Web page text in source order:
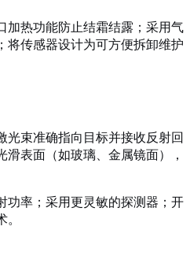
加热功能防止结霜结露；采用气
将传感器设计为可方便拆卸维护
光束准确指向目标并接收反射回
表面（如玻璃、金属镜面），
功率；采用更灵敏的探测器；开